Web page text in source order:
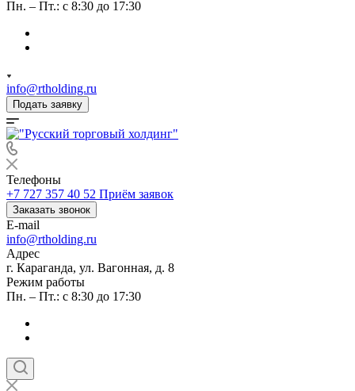
Пн. – Пт.: с 8:30 до 17:30
info@rtholding.ru
Подать заявку
Телефоны
+7 727 357 40 52 Приём заявок
Заказать звонок
E-mail
info@rtholding.ru
Адрес
г. Караганда, ул. Вагонная, д. 8
Режим работы
Пн. – Пт.: с 8:30 до 17:30